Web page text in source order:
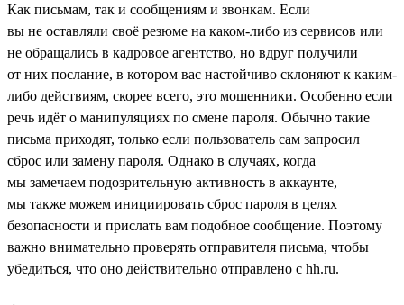
Как письмам, так и сообщениям и звонкам. Если
вы не оставляли своё резюме на каком-либо из сервисов или
не обращались в кадровое агентство, но вдруг получили
от них послание, в котором вас настойчиво склоняют к каким-
либо действиям, скорее всего, это мошенники. Особенно если
речь идёт о манипуляциях по смене пароля. Обычно такие
письма приходят, только если пользователь сам запросил
сброс или замену пароля. Однако в случаях, когда
мы замечаем подозрительную активность в аккаунте,
мы также можем инициировать сброс пароля в целях
безопасности и прислать вам подобное сообщение. Поэтому
важно внимательно проверять отправителя письма, чтобы
убедиться, что оно действительно отправлено с hh.ru.